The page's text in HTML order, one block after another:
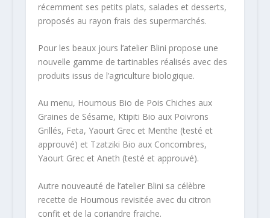
récemment ses petits plats, salades et desserts,
proposés au rayon frais des supermarchés.
Pour les beaux jours l’atelier Blini propose une
nouvelle gamme de tartinables réalisés avec des
produits issus de l’agriculture biologique.
Au menu, Houmous Bio de Pois Chiches aux
Graines de Sésame, Ktipiti Bio aux Poivrons
Grillés, Feta, Yaourt Grec et Menthe (testé et
approuvé) et Tzatziki Bio aux Concombres,
Yaourt Grec et Aneth (testé et approuvé).
Autre nouveauté de l’atelier Blini sa célèbre
recette de Houmous revisitée avec du citron
confit et de la coriandre fraiche.